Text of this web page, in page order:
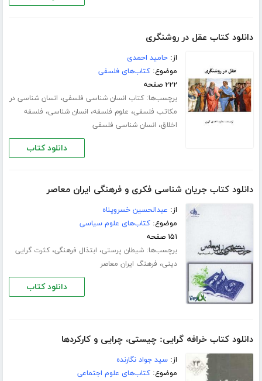
دانلود کتاب عقل در روشنگری
از:حامید احمدی
موضوع:کتاب‌های فلسفی
۲۲۲ صفحه
برچسب‌ها:کتاب انسان شناسی فلسفی، انسان شناسی در
مکاتب فلسفی، علوم فلسفه، انسان شناسی، فلسفه
اخلاق، انسان شناسی فلسفی
دانلود کتاب
دانلود کتاب جریان شناسی فکری و فرهنگی ایران معاصر
از: عبدالحسین خسروپناه
موضوع:کتاب‌های علوم سیاسی
۱۵۱ صفحه
برچسب‌ها:شیطان پرستی، ابتذال فرهنگی،کثرت گرایی
دینی، فرهنگ ایران معاصر
دانلود کتاب
دانلود کتاب خرافه گرایی: چیستی، چرایی و کارکردها
از:سید جواد نگارنده
موضوع:کتاب‌های علوم اجتماعی